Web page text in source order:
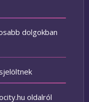
dolgokban
oldalról